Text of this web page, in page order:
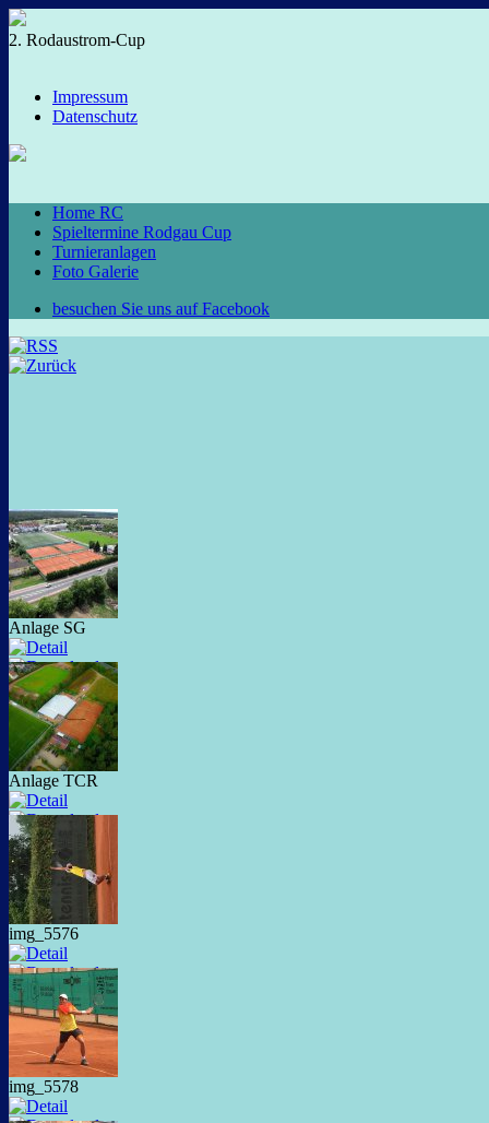
2. Rodaustrom-Cup
Impressum
Datenschutz
Home RC
Spieltermine Rodgau Cup
Turnieranlagen
Foto Galerie
besuchen Sie uns auf Facebook
Anlage SG
Anlage TCR
img_5576
img_5578